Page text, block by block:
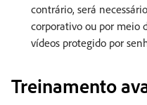
contrário, será
corporativo ou por meio
vídeos protegido por
Treinamento